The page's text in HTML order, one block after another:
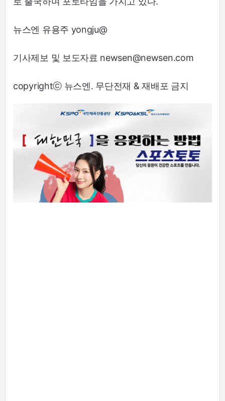
뉴스엔 유용주 yongju@
기사제보 및 보도자료 newsen@newsen.com
copyrightⓒ 뉴스엔. 무단전재 & 재배포 금지